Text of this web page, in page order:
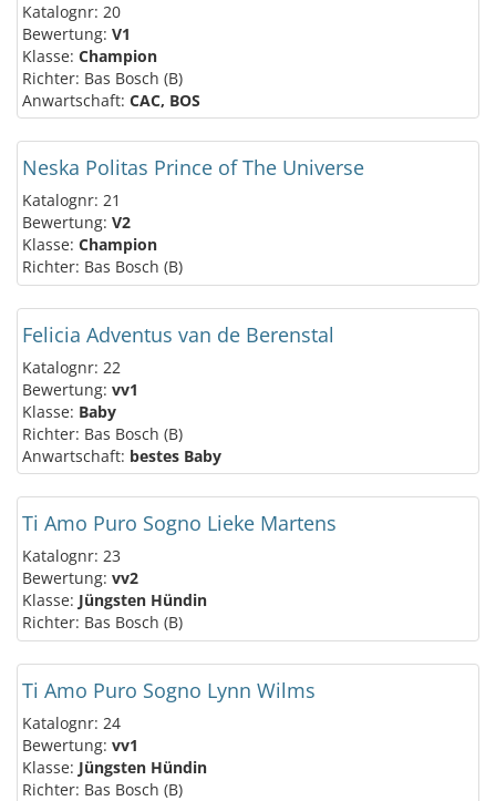
Katalognr: 20
Bewertung: V1
Klasse: Champion
Richter: Bas Bosch (B)
Anwartschaft: CAC, BOS
Neska Politas Prince of The Universe
Katalognr: 21
Bewertung: V2
Klasse: Champion
Richter: Bas Bosch (B)
Felicia Adventus van de Berenstal
Katalognr: 22
Bewertung: vv1
Klasse: Baby
Richter: Bas Bosch (B)
Anwartschaft: bestes Baby
Ti Amo Puro Sogno Lieke Martens
Katalognr: 23
Bewertung: vv2
Klasse: Jüngsten Hündin
Richter: Bas Bosch (B)
Ti Amo Puro Sogno Lynn Wilms
Katalognr: 24
Bewertung: vv1
Klasse: Jüngsten Hündin
Richter: Bas Bosch (B)